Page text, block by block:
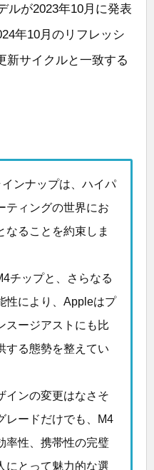
ルが2023年10月に発表
年10月のリフレッシ
新サイクルと一致する
ンナップは、ハイパ
ティングの世界にお
なることを約束しま
チップと、さらなる
性により、Appleはプ
スージアストにも比
する態勢を整えてい
インの変更はなさそ
レードだけでも、M4
率性、携帯性の完璧
にとって魅力的な選